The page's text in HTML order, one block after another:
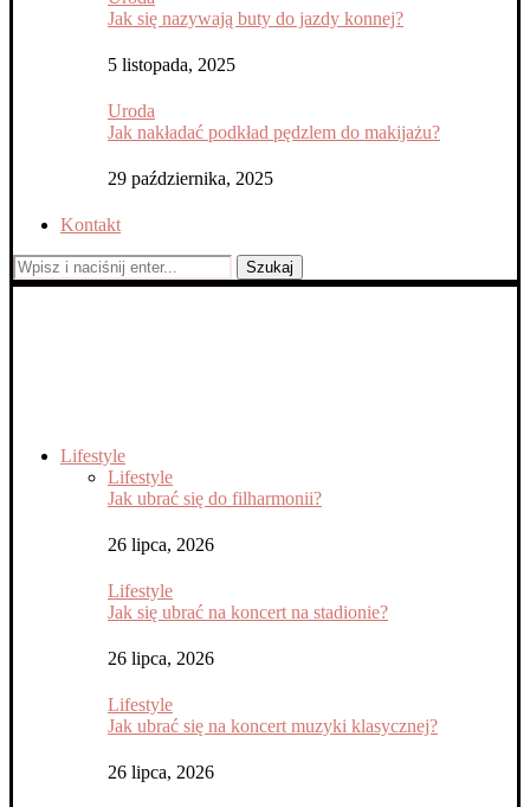
Jak się nazywają buty do jazdy konnej?
5 listopada, 2025
Uroda
Jak nakładać podkład pędzlem do makijażu?
29 października, 2025
Kontakt
Szukaj
Lifestyle
Lifestyle
Jak ubrać się do filharmonii?
26 lipca, 2026
Lifestyle
Jak się ubrać na koncert na stadionie?
26 lipca, 2026
Lifestyle
Jak ubrać się na koncert muzyki klasycznej?
26 lipca, 2026